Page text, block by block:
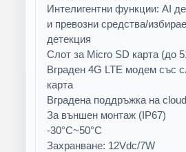
Интелигентни функции: AI
и превозни средства/
детекция
Слот за Micro SD карта (до
Вграден 4G LTE модем със
карта
Вградена поддръжка на
За външен монтаж (IP67)
-30°C~50°C
Захранване: 12Vdc/7W